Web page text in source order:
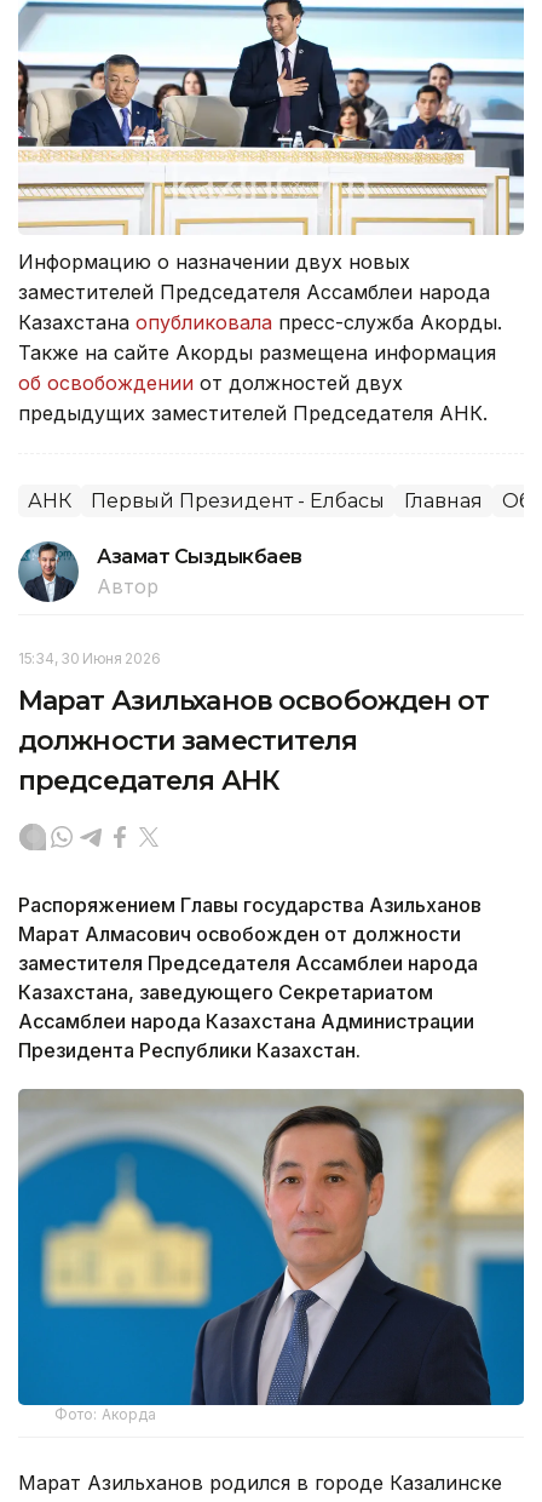
Информацию о назначении двух новых
заместителей Председателя Ассамблеи народа
Казахстана опубликовала пресс-служба Акорды.
Также на сайте Акорды размещена информация
об освобождении от должностей двух
предыдущих заместителей Председателя АНК.
АНК Первый Президент - Елбасы Главная
Азамат Сыздыкбаев
Автор
15:34, 30 Июня 2026
Марат Азильханов освобожден от
должности заместителя
председателя АНК
Распоряжением Главы государства Азильханов
Марат Алмасович освобожден от должности
заместителя Председателя Ассамблеи народа
Казахстана, заведующего Секретариатом
Ассамблеи народа Казахстана Администрации
Президента Республики Казахстан.
Фото: Акорда
Марат Азильханов родился в городе Казалинске